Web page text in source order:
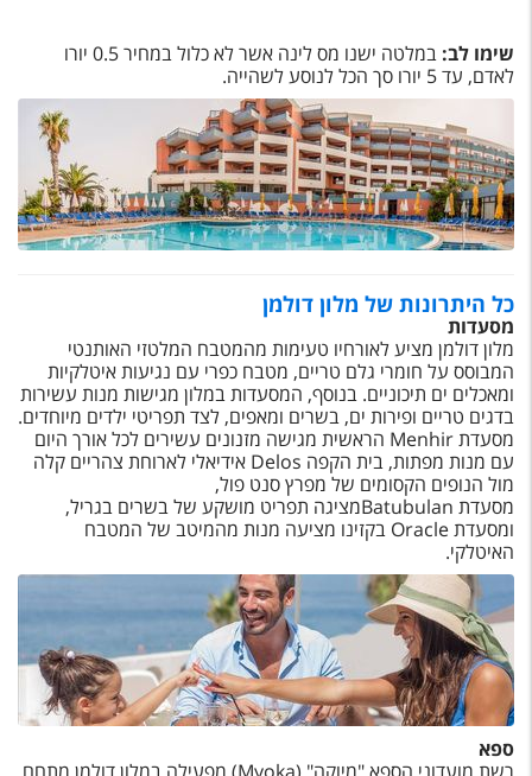
Русский
קרוז
מגזין אשת
שירות לקוחות
תקנון
נגישות
עקבו אחרינו
שימו לב:
במלטה ישנו מס לינה אשר לא כלול במחיר 0.5 יורו
לאדם, עד 5 יורו סך הכל לנוסע לשהייה.
כל היתרונות של מלון דולמן
מסעדות
מלון דולמן מציע לאורחיו טעימות מהמטבח המלטזי האותנטי
המבוסס על חומרי גלם טריים, מטבח כפרי עם נגיעות איטלקיות
ומאכלים ים תיכוניים. בנוסף, המסעדות במלון מגישות מנות עשירות
בדגים טריים ופירות ים, בשרים ומאפים, לצד תפריטי ילדים מיוחדים.
מסעדתMenhir הראשית מגישה מזנונים עשירים לכל אורך היום
עם מנות מפתות, בית הקפה Delos אידיאלי לארוחת צהריים קלה
מול הנופים הקסומים של מפרץ סנט פול,
מסעדת Batubulanמציגה תפריט מושקע של בשרים בגריל,
ומסעדתOracle בקזינו מציעה מנות מהמיטב של המטבח
האיטלקי.
ספא